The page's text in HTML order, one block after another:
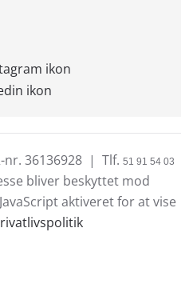
nr. 36136928 | Tlf. 51 91 54 03
bliver beskyttet mod
aktiveret for at vise